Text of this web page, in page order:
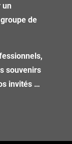
un
de
souvenirs
invités …